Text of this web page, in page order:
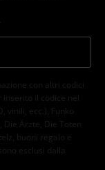
con altri codici
il codice nel
ecc.), Funko
Die Ärzte, Die Toten
buoni regalo e
esclusi dalla